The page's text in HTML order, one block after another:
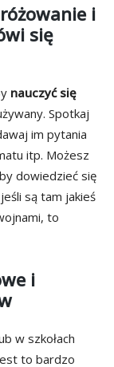
i
się
nauczyć się
Spotkaj
im pytania
itp. Możesz
dowiedzieć się
są tam jakieś
to
i
w szkołach
to bardzo